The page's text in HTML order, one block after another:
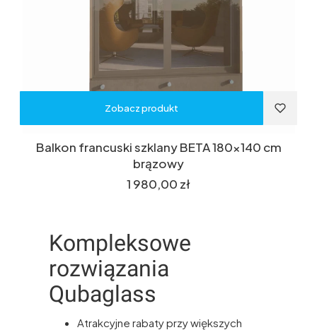
Zobacz produkt
Balkon francuski szklany BETA 180x140 cm
brązowy
Cena
1 980,00 zł
Kompleksowe
rozwiązania
Qubaglass
Atrakcyjne rabaty przy większych